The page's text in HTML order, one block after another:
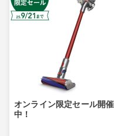
オンライン限定セール開催
中！